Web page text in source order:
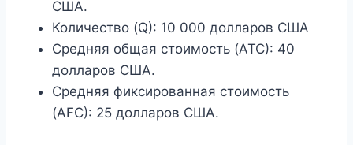
США.
Количество (Q): 10 000 долларов США
Средняя общая стоимость (ATC): 40
долларов США.
Средняя фиксированная стоимость
(AFC): 25 долларов США.